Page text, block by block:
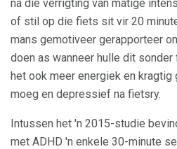
na die verrigting van matige
of stil op die fiets sit vir 20
mans gemotiveer gerapporteer
doen as wanneer hulle dit
het ook meer energiek en kragtig
moeg en depressief na fietsry.
Intussen het 'n 2015-studie
met ADHD 'n enkele 30-minute